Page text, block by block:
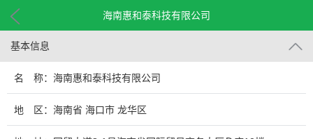
海南惠和泰科技有限公司
基本信息
名 称：海南惠和泰科技有限公司
地 区：海南省 海口市 龙华区